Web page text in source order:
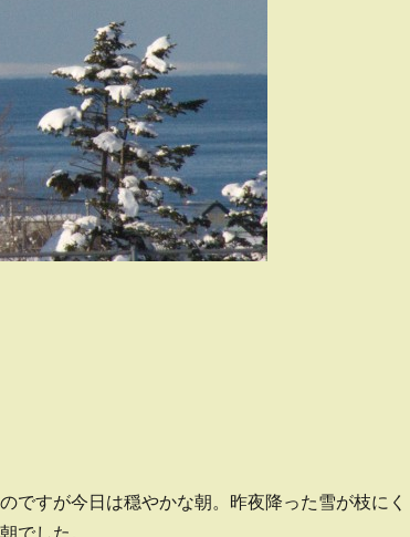
ですが今日は穏やかな朝。昨夜降った雪が枝にく
でした。